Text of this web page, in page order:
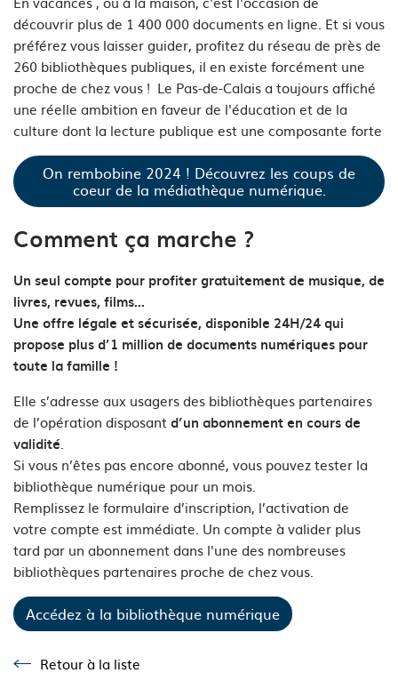
découvrir plus de 1 400 000 documents en ligne. Et si vous
préférez vous laisser guider, profitez du réseau de près de
260 bibliothèques publiques, il en existe forcément une
proche de chez vous ! Le Pas-de-Calais a toujours affiché
une réelle ambition en faveur de l'éducation et de la
culture dont la lecture publique est une composante forte
On rembobine 2024 ! Découvrez les coups de
coeur de la médiathèque numérique.
Comment ça marche ?
Un seul compte pour profiter gratuitement de musique, de
livres, revues, films...
Une offre légale et sécurisée, disponible 24H/24 qui
propose plus d’1 million de documents numériques pour
toute la famille !
Elle s’adresse aux usagers des bibliothèques partenaires
de l’opération disposantd’un abonnement en cours de
validité.
Si vous n’êtes pas encore abonné, vous pouvez tester la
bibliothèque numérique pour un mois.
Remplissez le formulaire d’inscription, l’activation de
votre compte est immédiate. Un compte à valider plus
tard par un abonnement dans l'une des nombreuses
bibliothèques partenaires proche de chez vous.
Accédez à la bibliothèque numérique
Retour à la liste
Retour à la liste